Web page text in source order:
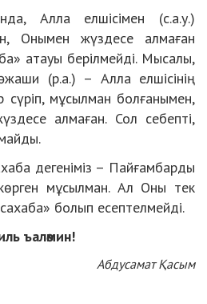
Алла елшісімен (с.а.у.)
Онымен жүздесе алмаған
атауы берілмейді. Мысалы,
(р.а.) – Алла елшісінің
сүріп, мұсылман болғанымен,
алмаған. Сол себепті,
дегеніміз – Пайғамбарды
көрген мұсылман. Ал Оны тек
болып есептелмейді.
ъаләмин!
Абдусамат Қасым